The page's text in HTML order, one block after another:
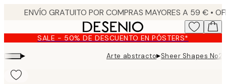
content.SALE - 50% DE DESCUENTO EN PÓSTERS*
▸ Arte abstracto▸Sheer Shapes No2